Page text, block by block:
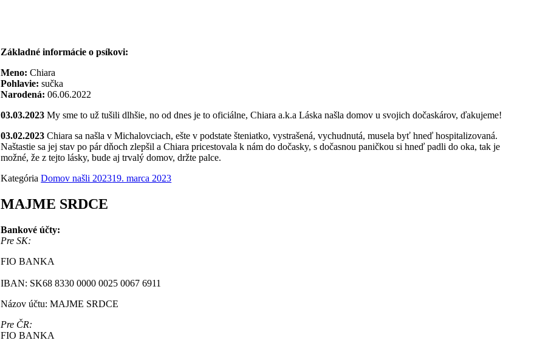
Základné informácie o psíkovi:
Meno: Chiara
Pohlavie: sučka
Narodená: 06.06.2022
03.03.2023 My sme to už tušili dlhšie, no od dnes je to oficiálne, Chiara a.k.a Láska našla domov u svojich dočaskárov, ďakujeme!
03.02.2023 Chiara sa našla v Michalovciach, ešte v podstate šteniatko, vystrašená, vychudnutá, musela byť hneď hospitalizovaná.
Naštastie sa jej stav po pár dňoch zlepšil a Chiara pricestovala k nám do dočasky, s dočasnou paničkou si hneď padli do oka, tak je
možné, že z tejto lásky, bude aj trvalý domov, držte palce.
KategóriaDomov našli 202319. marca 2023
MAJME SRDCE
Bankové účty:
Pre SK:
FIO BANKA
IBAN: SK68 8330 0000 0025 0067 6911
Názov účtu: MAJME SRDCE
Pre ČR:
FIO BANKA